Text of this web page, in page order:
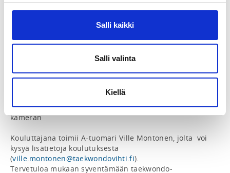
Salli kaikki
Salli valinta
Kiellä
osallistua myös 15-vuotiaana.
Kurssin alkuosa on etänä Teamsin välityksellä,
sovittuna ajankohtana.
10-12 Ottelusäännöt, teoriakoulutus
13-16 Keskustuomarin toiminta ja käsimerkit
Etäkoulutusta varten tarvitset mikrofonin sekä web-
kameran
Kouluttajana toimii A-tuomari Ville Montonen, jolta  voi
kysyä lisätietoja koulutuksesta
(ville.montonen@taekwondovihti.fi).
Tervetuloa mukaan syventämään taekwondo-